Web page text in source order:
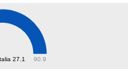
27.1 90.9